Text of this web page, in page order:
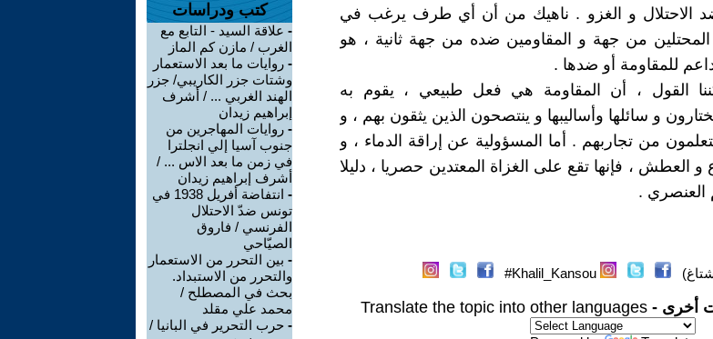
الاحتلال و الغزو . ناهيك من أن أي طرف يرغب في
من جهة و المقاومين ضده من جهة ثانية ، هو
للمقاومة أو ضدها .
القول ، أن المقاومة هي فعل طبيعي ، يقوم به
و سائلها وأساليبها و ينتصحون الذين يثقون بهم ، و
من تجاربهم . أما المسؤولية عن إراقة الدماء ، و
و العطش ، فإنها تقع على الغزاة المعتدين حصريا ، دليلا
.
Khalil_Kansou#
أخرى - Translate the topic into other languages
كتب ودراسات
- علاقة السيد - التابع مع
الغرب / مازن كم الماز
- روايات ما بعد الاستعمار
وشتات جزر الكاريبي/ جزر
الهند الغربي ... / أشرف
إبراهيم زيدان
- روايات المهاجرين من
جنوب آسيا إلي انجلترا
في زمن ما بعد الاس ... /
أشرف إبراهيم زيدان
-
انتفاضة أفريل 1938 في
تونس ضدّ الاحتلال
الفرنسي / فاروق
الصيّاحي
- بين التحرر من الاستعمار
والتحرر من الاستبداد.
بحث في المصطلح /
محمد علي مقلد
- حرب التحرير في البانيا /